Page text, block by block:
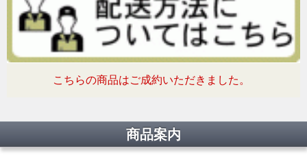
こちらの商品はご成約いただきました。
商品案内